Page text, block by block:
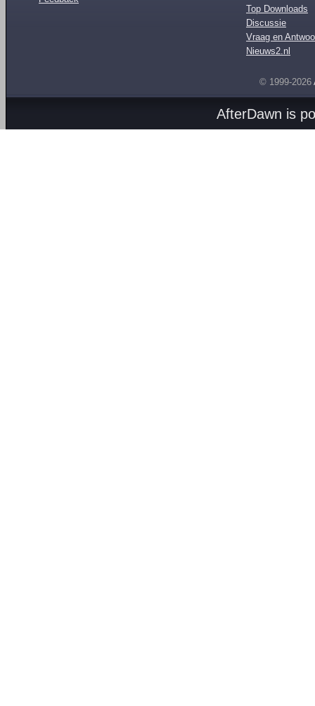
Top Downloads
Discussie
Vraag en
Nieuws2.nl
© 1999-2026
AfterDawn is